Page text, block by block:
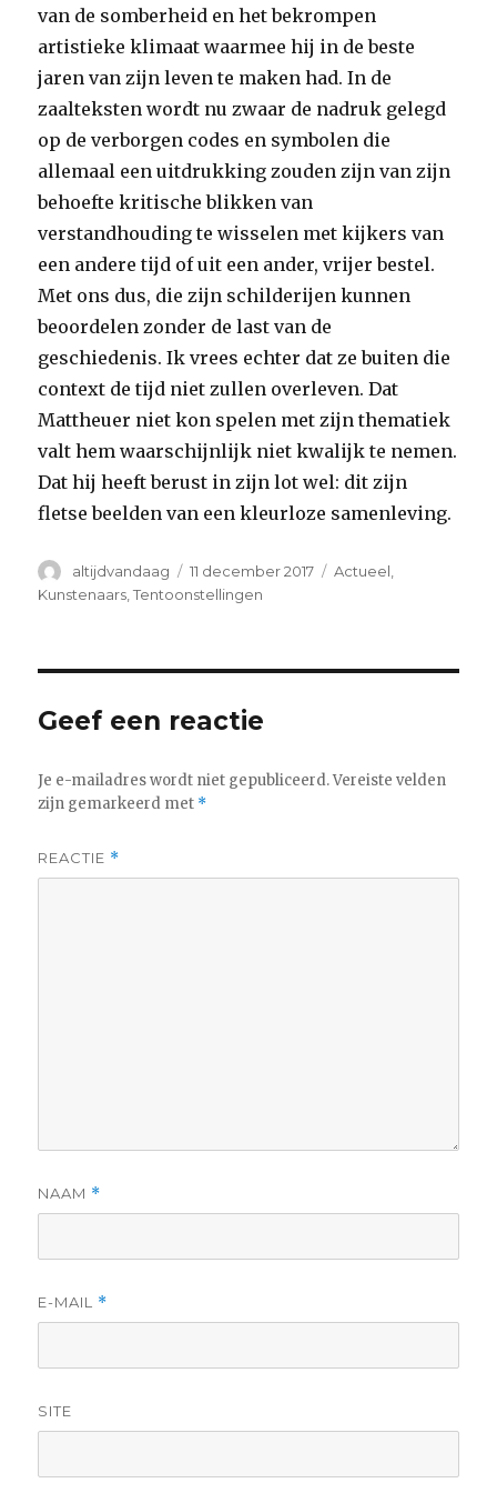
van de somberheid en het bekrompen
artistieke klimaat waarmee hij in de beste
jaren van zijn leven te maken had. In de
zaalteksten wordt nu zwaar de nadruk gelegd
op de verborgen codes en symbolen die
allemaal een uitdrukking zouden zijn van zijn
behoefte kritische blikken van
verstandhouding te wisselen met kijkers van
een andere tijd of uit een ander, vrijer bestel.
Met ons dus, die zijn schilderijen kunnen
beoordelen zonder de last van de
geschiedenis. Ik vrees echter dat ze buiten die
context de tijd niet zullen overleven. Dat
Mattheuer niet kon spelen met zijn thematiek
valt hem waarschijnlijk niet kwalijk te nemen.
Dat hij heeft berust in zijn lot wel: dit zijn
fletse beelden van een kleurloze samenleving.
Auteur
altijdvandaag
Geplaatst
op
11 december 2017 Categorieën
Actueel
Kunstenaars ,Tentoonstellingen
Geef een reactie
Je e-mailadres wordt niet gepubliceerd. Vereiste velden
zijn gemarkeerd met *
REACTIE *
NAAM *
E-MAIL *
SITE